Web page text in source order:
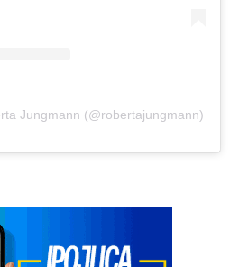
Jungmann (@robertajungmann)